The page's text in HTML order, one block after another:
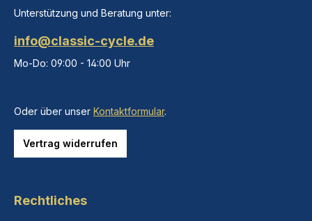
Unterstützung und Beratung unter:
info@classic-cycle.de
Mo-Do: 09:00 - 14:00 Uhr
Oder über unser Kontaktformular.
Vertrag widerrufen
Rechtliches